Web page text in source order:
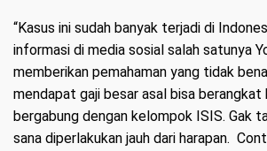
“Kasus ini sudah banyak terjadi di
informasi di media sosial salah satunya
memberikan pemahaman yang tidak
mendapat gaji besar asal bisa berangkat
bergabung dengan kelompok ISIS. Gak
sana diperlakukan jauh dari harapan.